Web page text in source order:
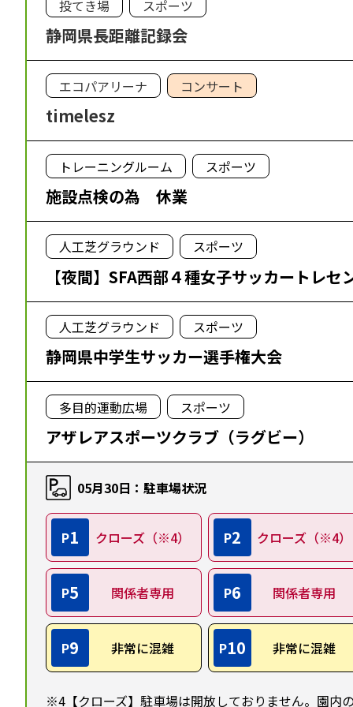
投てき場 スポーツ
静岡県長距離記録会
エコパアリーナ コンサート
timelesz
トレーニングルーム スポーツ
施設点検の為 休業
人工芝グラウンド スポーツ
【夜間】SFA西部４種女子サッカートレセ
人工芝グラウンド スポーツ
静岡県中学生サッカー選手権大会
多目的運動広場 スポーツ
アザレアスポーツクラブ（ラグビー）
05月30日：駐車場状況
P1 クローズ（※4） P2 クローズ（※4）
P5 関係者専用 P6 関係者専用
P9 非常に混雑 P10 非常に混雑
※4【クローズ】駐車場は開放しておりません。園内